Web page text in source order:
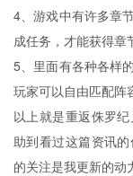
4、游戏中有许多章
成任务，才能获得章
5、里面有各种各样
玩家可以自由匹配阵
以上就是重返侏罗
助到看过这篇资讯
的关注是我更新的动